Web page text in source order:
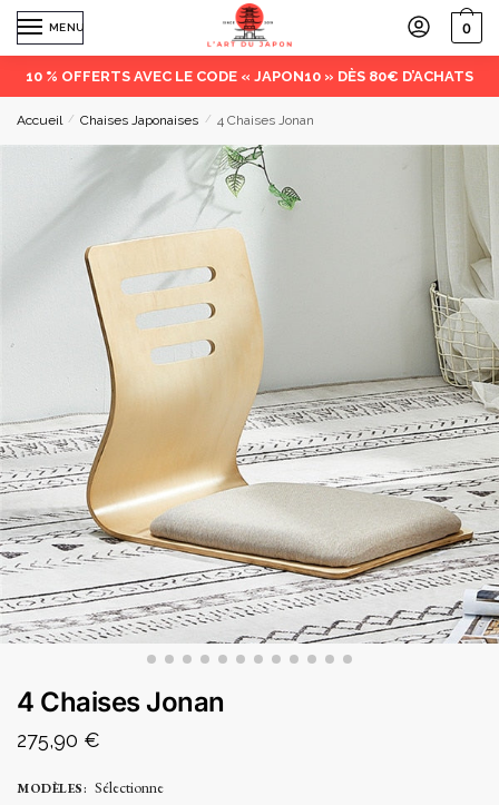
MENU 0
10 % OFFERTS AVEC LE CODE « JAPON10 » DÈS 80€ D’ACHATS
Accueil / Chaises Japonaises / 4 Chaises Jonan
4 Chaises Jonan
275,90 €
MODÈLES: Sélectionne